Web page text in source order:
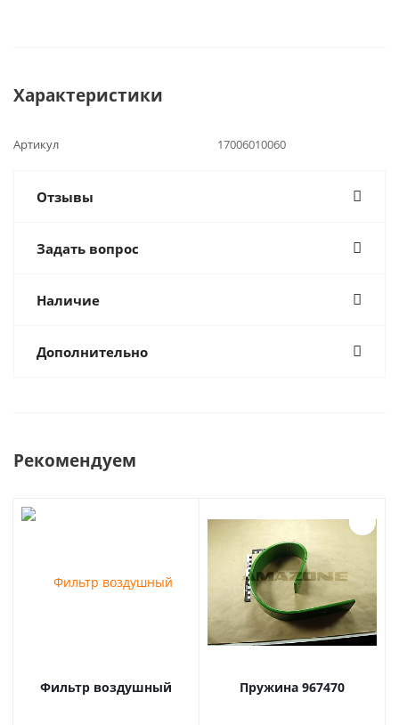
Характеристики
Артикул 17006010060
Отзывы
Задать вопрос
Наличие
Дополнительно
Рекомендуем
Фильтр воздушный Пружина 967470